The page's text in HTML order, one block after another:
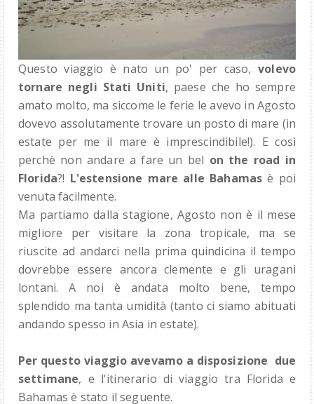
Questo viaggio è nato un po' per caso,volevo
tornare negli Stati Uniti, paese che ho sempre
amato molto, ma siccome le ferie le avevo in Agosto
dovevo assolutamente trovare un posto di mare (in
estate per me il mare è imprescindibile!). E così
perchè non andare a fare un bel on the road in
Florida?! L'estensione mare alle Bahamas è poi
venuta facilmente.
Ma partiamo dalla stagione, Agosto non è il mese
migliore per visitare la zona tropicale, ma se
riuscite ad andarci nella prima quindicina il tempo
dovrebbe essere ancora clemente e gli uragani
lontani. A noi è andata molto bene, tempo
splendido ma tanta umidità (tanto ci siamo abituati
andando spesso in Asia in estate).
Per questo viaggio avevamo a disposizione due
settimane, e l'itinerario di viaggio tra Florida e
Bahamas è stato il seguente.